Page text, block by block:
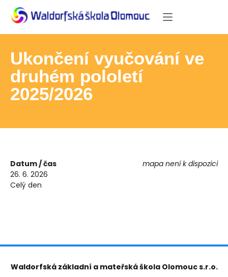
Ukončení vyučování ve
druhém pololetí
2025/2026
mapa není k dispozici
Datum / čas
26. 6. 2026
Celý den
Waldorfská základní a mateřská škola Olomouc s.r.o.